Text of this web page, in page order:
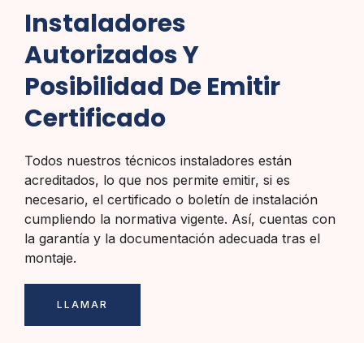
Instaladores
Autorizados Y
Posibilidad De Emitir
Certificado
Todos nuestros técnicos instaladores están
acreditados, lo que nos permite emitir, si es
necesario, el certificado o boletín de instalación
cumpliendo la normativa vigente. Así, cuentas con
la garantía y la documentación adecuada tras el
montaje.
LLAMAR